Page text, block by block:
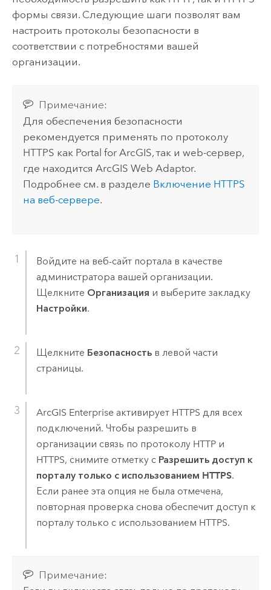
формы связи. Следующие шаги позволят вам
настроить протоколы безопасности в
соответствии с потребностями вашей
организации.
Примечание:
Для обеспечения безопасности
рекомендуется применять по протоколу
HTTPS как Portal for ArcGIS, так и web-сервер,
где находитсяArcGIS Web Adaptor.
Подробнее см. в разделе Включение HTTPS
на веб-сервере.
Войдите на веб-сайт портала в качестве
администратора вашей организации.
Щелкните Организация и выберите закладку
Настройки.
Щелкните Безопасностьв левой части
страницы.
ArcGIS Enterpriseактивирует HTTPS для всех
подключений. Чтобы разрешить в
организации связь по протоколу HTTP и
HTTPS, снимите отметку с Разрешить доступ к
порталу только с использованием HTTPS.
Если ранее эта опция не была отмечена,
повторная проверка снова обеспечит доступ к
порталу только с использованием HTTPS.
Примечание: